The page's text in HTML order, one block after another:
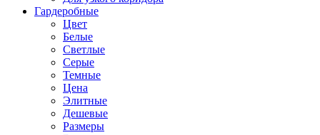
Гардеробные
Цвет
Белые
Светлые
Серые
Темные
Цена
Элитные
Дешевые
Размеры